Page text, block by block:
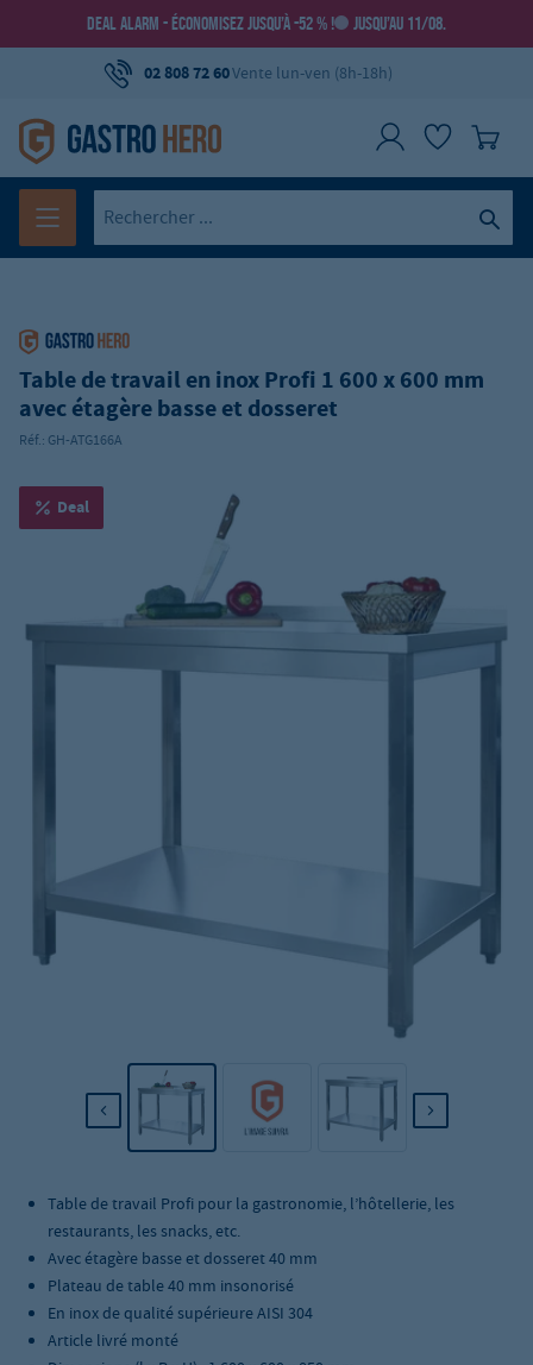
DEAL ALARM - ÉCONOMISEZ JUSQU’À -52 % ! JUSQU’AU 11/08.
02 808 72 60Vente lun-ven (8h-18h)
Table de travail en inox Profi 1 600 x 600 mm
avec étagère basse et dosseret
Réf.: GH-ATG166A
Deal
Table de travail Profi pour la gastronomie, l’hôtellerie, les
restaurants, les snacks, etc.
Avec étagère basse et dosseret 40 mm
Plateau de table 40 mm insonorisé
En inox de qualité supérieure AISI 304
Article livré monté